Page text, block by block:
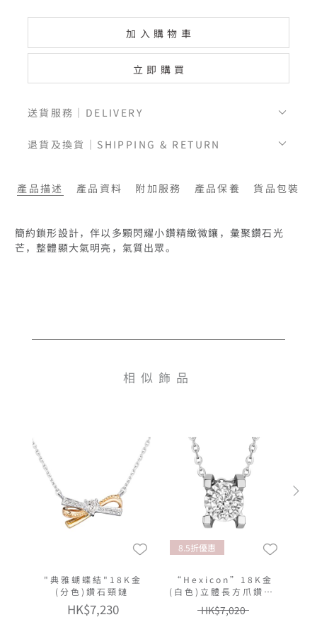
加入購物車
立即購買
送貨服務｜DELIVERY
退貨及換貨｜SHIPPING & RETURN
產品描述 產品資料 附加服務 產品保養 貨品包裝
簡約鎖形設計，伴以多顆閃耀小鑽精緻微鑲，彙聚鑽石光
芒，整體顯大氣明亮，氣質出眾。
相似飾品
"典雅蝴蝶結"18K金
(分色)鑽石頸鏈
HK$7,230
8.5折優惠
“Hexicon”18K金
(白色)立體長方爪鑽石
頸鏈(放閃車花工藝)
HK$7,020